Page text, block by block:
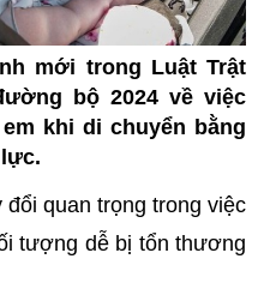
mới trong Luật Trật
bộ 2024 về việc
khi di chuyển bằng
quan trọng trong việc
tượng dễ bị tổn thương